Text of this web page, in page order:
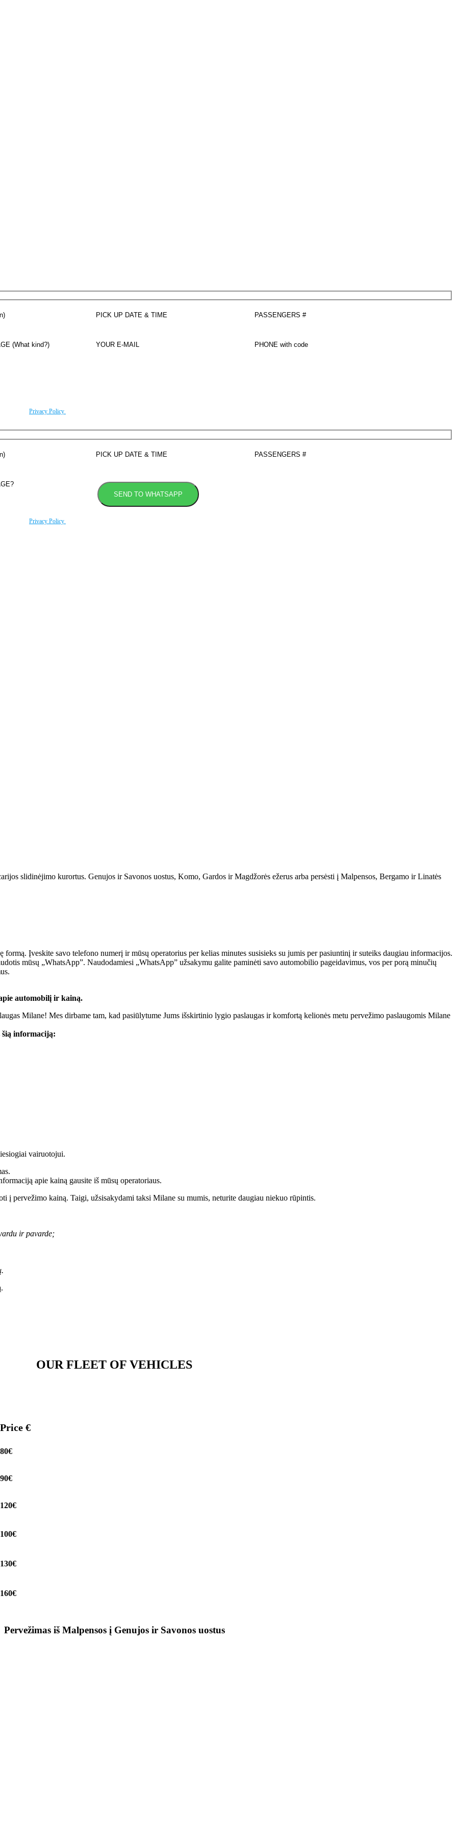
Privacy Policy
Privacy Policy
slidinėjimo kurortus. Genujos ir Savonos uostus, Komo, Gardos ir Magdžorės ežerus arba persėsti į Malpensos, Bergamo ir Linatės
Įveskite savo telefono numerį ir mūsų operatorius per kelias minutes susisieks su jumis per pasiuntinį ir suteiks daugiau informacijos.
mūsų „WhatsApp”. Naudodamiesi „WhatsApp” užsakymu galite paminėti savo automobilio pageidavimus, vos per porą minučių
automobilį ir kainą.
Milane! Mes dirbame tam, kad pasiūlytume Jums išskirtinio lygio paslaugas ir komfortą kelionės metu pervežimo paslaugomis Milane
informaciją:
vairuotojui.
apie kainą gausite iš mūsų operatoriaus.
į pervežimo kainą. Taigi, užsisakydami taksi Milane su mumis, neturite daugiau niekuo rūpintis.
ir pavarde;
OUR FLEET OF VEHICLES
Price €
80€
90€
120€
100€
130€
160€
Pervežimas iš Malpensos į Genujos ir Savonos uostus